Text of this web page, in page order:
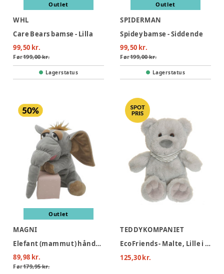
Outlet
WHL
Care Bears bamse - Lilla
99,50 kr.
Før199,00 kr.
Lagerstatus
Outlet
SPIDERMAN
Spidey bamse - Siddende
99,50 kr.
Før199,00 kr.
Lagerstatus
Outlet
MAGNI
Elefant (mammut) hånddukke 25 cm.
89,98 kr.
Før179,95 kr.
TEDDYKOMPANIET
EcoFriends - Malte, Lille i grå
125,30 kr.